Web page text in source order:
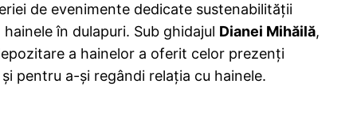
de evenimente dedicate sustenabilității
în dulapuri. Sub ghidajul Dianei Mihăilă,
a hainelor a oferit celor prezenți
pentru a-și regândi relația cu hainele.